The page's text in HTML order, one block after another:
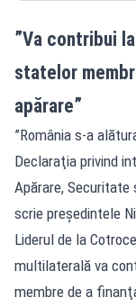
”Va contribui
statelor
apărare”
”România s-a
Declaraţia privind
Apărare, Securitate
scrie preşedintele
Liderul de la
multilaterală va
membre de a